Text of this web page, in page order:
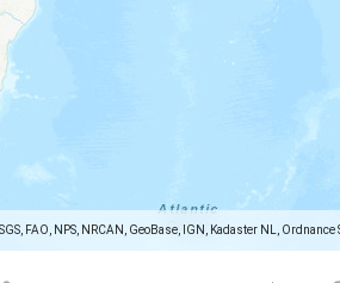
FAO, NPS, NRCAN, GeoBase, IGN, Kadaster NL,